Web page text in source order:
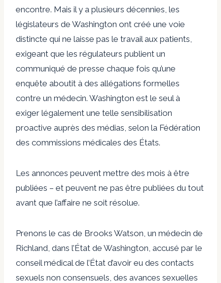
encontre. Mais il y a plusieurs décennies, les
législateurs de Washington ont créé une voie
distincte qui ne laisse pas le travail aux patients,
exigeant que les régulateurs publient un
communiqué de presse chaque fois qu’une
enquête aboutit à des allégations formelles
contre un médecin. Washington est le seul à
exiger légalement une telle sensibilisation
proactive auprès des médias, selon la Fédération
des commissions médicales des États.
Les annonces peuvent mettre des mois à être
publiées – et peuvent ne pas être publiées du tout
avant que l’affaire ne soit résolue.
Prenons le cas de Brooks Watson, un médecin de
Richland, dans l’État de Washington, accusé par le
conseil médical de l’État d’avoir eu des contacts
sexuels non consensuels, des avances sexuelles